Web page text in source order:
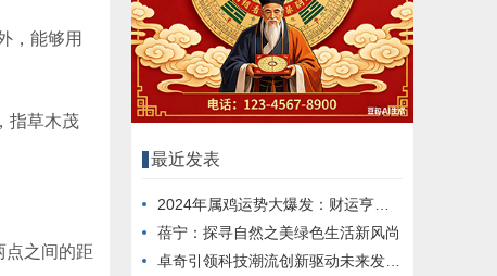
，能够用
指草木茂
点之间的距
最近发表
2024年属鸡运势大爆发：财运亨通事业腾飞
蓓宁：探寻自然之美绿色生活新风尚
卓奇引领科技潮流创新驱动未来发展趋势